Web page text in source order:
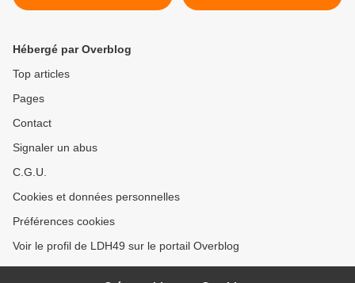
recul des droits de l’enfant
l'UE ? >
Hébergé par Overblog
Top articles
Pages
Contact
Signaler un abus
C.G.U.
Cookies et données personnelles
Préférences cookies
Voir le profil de LDH49 sur le portail Overblog